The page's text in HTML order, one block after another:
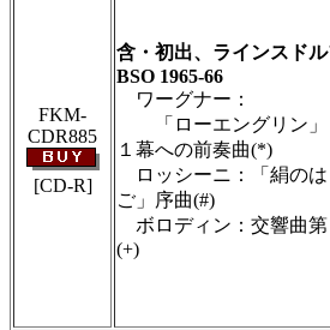
FKM-
CDR885
[CD-R]
含・初出、ラインスドル
BSO 1965-66
ワーグナー：
「ローエングリン」
１幕への前奏曲(*)
ロッシーニ：「絹のは
ご」序曲(#)
ボロディン：交響曲第
(+)